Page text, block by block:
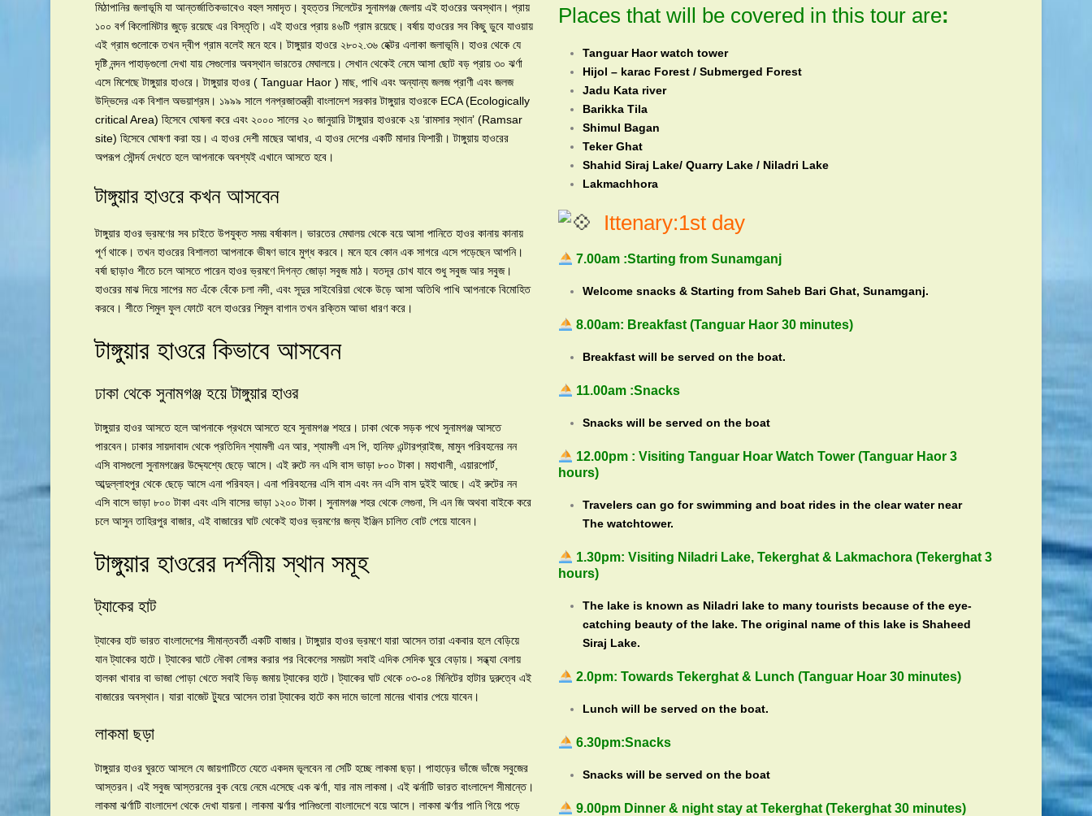
মিঠাপানির জলাভূমি যা আন্তর্জাতিকভাবেও বহুল সমাদৃত। বৃহত্তর সিলেটের সুনামগঞ্জ জেলায় এই হাওরের অবস্থান। প্রায়
১০০ বর্গ কিলোমিটার জুড়ে রয়েছে এর বিস্তৃতি। এই হাওরে প্রায় ৪৬টি গ্রাম রয়েছে। বর্ষায় হাওরের সব কিছু ডুবে যাওয়ায়
এই গ্রাম গুলোকে তখন দ্বীপ গ্রাম বলেই মনে হবে। টাঙ্গুয়ার হাওরে ২৮০২.৩৬ হেক্টর এলাকা জলাভূমি। হাওর থেকে যে
দৃষ্টি নন্দন পাহাড়গুলো দেখা যায় সেগুলোর অবস্থান ভারতের মেঘালয়ে। সেখান থেকেই নেমে আসা ছোট বড় প্রায় ৩০ ঝর্ণা
এসে মিশেছে টাঙ্গুয়ার হাওরে। টাঙ্গুয়ার হাওর ( Tanguar Haor ) মাছ, পাখি এবং অন্যান্য জলজ প্রাণী এবং জলজ
উদ্ভিদের এক বিশাল অভয়াশ্রম। ১৯৯৯ সালে গনপ্রজাতন্ত্রী বাংলাদেশ সরকার টাঙ্গুয়ার হাওরকে ECA (Ecologically
critical Area) হিসেবে ঘোষনা করে এবং ২০০০ সালের ২০ জানুয়ারি টাঙ্গুয়ার হাওরকে ২য় ‘রামসার স্থান’ (Ramsar
site) হিসেবে ঘোষণা করা হয়। এ হাওর দেশী মাছের আধার, এ হাওর দেশের একটি মাদার ফিশারী। টাঙ্গুয়ায় হাওরের
অপরূপ সৌন্দর্য দেখতে হলে আপনাকে অবশ্যই এখানে আসতে হবে।
টাঙ্গুয়ার হাওরে কখন আসবেন
টাঙ্গুয়ার হাওর ভ্রমণের সব চাইতে উপযুক্ত সময় বর্ষাকাল। ভারতের মেঘালয় থেকে বয়ে আসা পানিতে হাওর কানায় কানায়
পূর্ণ থাকে। তখন হাওরের বিশালতা আপনাকে ভীষণ ভাবে মুগ্ধ করবে। মনে হবে কোন এক সাগরে এসে পড়েছেন আপনি।
বর্ষা ছাড়াও শীতে চলে আসতে পারেন হাওর ভ্রমণে দিগন্ত জোড়া সবুজ মাঠ। যতদূর চোখ যাবে শুধু সবুজ আর সবুজ।
হাওরের মাঝ দিয়ে সাপের মত এঁকে বেঁকে চলা নদী, এবং সূদুর সাইবেরিয়া থেকে উড়ে আসা অতিথি পাখি আপনাকে বিমোহিত
করবে। শীতে শিমুল ফুল ফোটে বলে হাওরের শিমুল বাগান তখন রক্তিম আভা ধারণ করে।
টাঙ্গুয়ার হাওরে কিভাবে আসবেন
ঢাকা থেকে সুনামগঞ্জ হয়ে টাঙ্গুয়ার হাওর
টাঙ্গুয়ার হাওর আসতে হলে আপনাকে প্রথমে আসতে হবে সুনামগঞ্জ শহরে। ঢাকা থেকে সড়ক পথে সুনামগঞ্জ আসতে
পারবেন। ঢাকার সায়দাবাদ থেকে প্রতিদিন শ্যামলী এন আর, শ্যামলী এস পি, হানিফ এন্টারপ্রাইজ, মামুন পরিবহনের নন
এসি বাসগুলো সুনামগঞ্জের উদ্দ্যেশ্যে ছেড়ে আসে। এই রুটে নন এসি বাস ভাড়া ৮০০ টাকা। মহাখালী, এয়ারপোর্ট,
আব্দুল্লাহপুর থেকে ছেড়ে আসে এনা পরিবহন। এনা পরিবহনের এসি বাস এবং নন এসি বাস দুইই আছে। এই রুটের নন
এসি বাসে ভাড়া ৮০০ টাকা এবং এসি বাসের ভাড়া ১২০০ টাকা। সুনামগঞ্জ শহর থেকে লেগুনা, সি এন জি অথবা বাইকে করে
চলে আসুন তাহিরপুর বাজার, এই বাজারের ঘাট থেকেই হাওর ভ্রমণের জন্য ইঞ্জিন চালিত বোট পেয়ে যাবেন।
টাঙ্গুয়ার হাওরের দর্শনীয় স্থান সমূহ
ট্যাকের হাট
ট্যাকের হাট ভারত বাংলাদেশের সীমান্তবর্তী একটি বাজার। টাঙ্গুয়ার হাওর ভ্রমণে যারা আসেন তারা একবার হলে বেড়িয়ে
যান ট্যাকের হাটে। ট্যাকের ঘাটে নৌকা নোঙ্গর করার পর বিকেলের সময়টা সবাই এদিক সেদিক ঘুরে বেড়ায়। সন্ধ্যা বেলায়
হালকা খাবার বা ভাজা পোড়া খেতে সবাই ভিড় জমায় ট্যাকের হাটে। ট্যাকের ঘাট থেকে ০৩-০৪ মিনিটের হাটার দুরুত্বে এই
বাজারের অবস্থান। যারা বাজেট ট্যুরে আসেন তারা ট্যাকের হাটে কম দামে ভালো মানের খাবার পেয়ে যাবেন।
লাকমা ছড়া
টাঙ্গুয়ার হাওর ঘুরতে আসলে যে জায়গাটিতে যেতে একদম ভূলবেন না সেটি হচ্ছে লাকমা ছড়া। পাহাড়ের ভাঁজে ভাঁজে সবুজের
আস্তরন। এই সবুজ আস্তরনের বুক বেয়ে নেমে এসেছে এক ঝর্ণা, যার নাম লাকমা। এই ঝর্নাটি ভারত বাংলাদেশ সীমান্তে।
লাকমা ঝর্ণাটি বাংলাদেশ থেকে দেখা যায়না। লাকমা ঝর্ণার পানিগুলো বাংলাদেশে বয়ে আসে। লাকমা ঝর্ণার পানি গিয়ে পড়ে
Places that will be covered in this tour are:
Tanguar Haor watch tower
Hijol – karac Forest / Submerged Forest
Jadu Kata river
Barikka Tila
Shimul Bagan
Teker Ghat
Shahid Siraj Lake/ Quarry Lake / Niladri Lake
Lakmachhora
Ittenary:1st day
7.00am :Starting from Sunamganj
Welcome snacks & Starting from Saheb Bari Ghat, Sunamganj.
8.00am: Breakfast (Tanguar Haor 30 minutes)
Breakfast will be served on the boat.
11.00am :Snacks
Snacks will be served on the boat
12.00pm : Visiting Tanguar Hoar Watch Tower (Tanguar Haor 3
hours)
Travelers can go for swimming and boat rides in the clear water near
The watchtower.
1.30pm: Visiting Niladri Lake, Tekerghat & Lakmachora (Tekerghat 3
hours)
The lake is known as Niladri lake to many tourists because of the eye-
catching beauty of the lake. The original name of this lake is Shaheed
Siraj Lake.
2.0pm: Towards Tekerghat & Lunch (Tanguar Hoar 30 minutes)
Lunch will be served on the boat.
6.30pm:Snacks
Snacks will be served on the boat
9.00pm Dinner & night stay at Tekerghat (Tekerghat 30 minutes)